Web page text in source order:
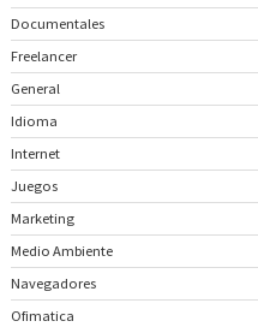
Documentales
Freelancer
General
Idioma
Internet
Juegos
Marketing
Medio Ambiente
Navegadores
Ofimatica